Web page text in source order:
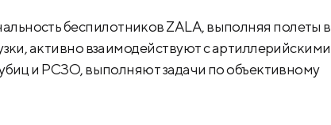
беспилотников ZALA, выполняя полеты в
активно взаимодействуют с артиллерийскими
и РСЗО, выполняют задачи по объективному